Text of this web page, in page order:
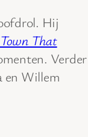
Hij
That
Verder
en Willem